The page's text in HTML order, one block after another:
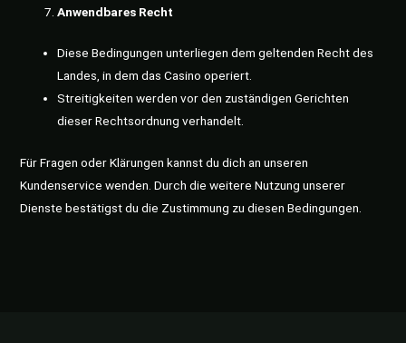
Anwendbares Recht
Diese Bedingungen unterliegen dem geltenden Recht des
Landes, in dem das Casino operiert.
Streitigkeiten werden vor den zuständigen Gerichten
dieser Rechtsordnung verhandelt.
Für Fragen oder Klärungen kannst du dich an unseren
Kundenservice wenden. Durch die weitere Nutzung unserer
Dienste bestätigst du die Zustimmung zu diesen Bedingungen.